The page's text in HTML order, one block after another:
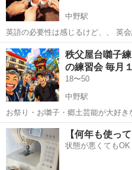
中野駅
英語の必要性は感じるけど、、 英会話スクールに通うには、お金も時
間も、、 という方、是非、気軽にお立ち寄り下さい！ 語学交流スタイ
ルで、自身の母国語をシェアしながら英
金曜日...
東京 中野区 中野駅 その
秩父屋台囃子
の練習会 毎月
18〜50
中野駅
お祭り・お囃子・郷土芸能が大好きなヤ
父市の秩父夜祭で聞こえてくる【
とも言われる【秩父屋台囃子】 そんな秩父屋台囃子を東京でもやりた
い。 東京で...
東京 中野区 中野駅
【何年も使っ
状態が悪くても